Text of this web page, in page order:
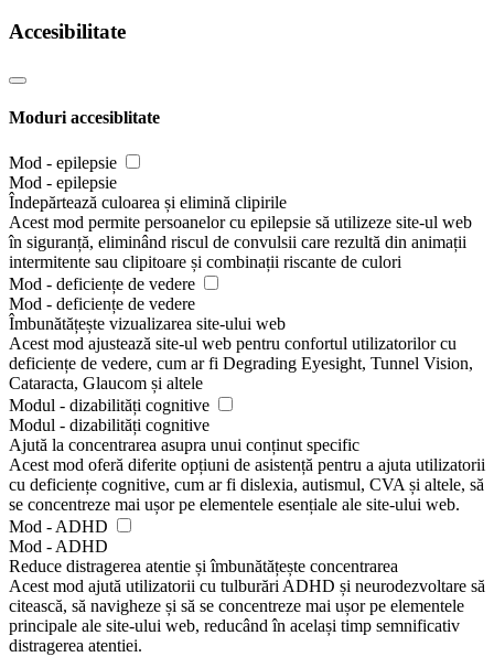
Accesibilitate
Moduri accesiblitate
Mod - epilepsie
Mod - epilepsie
Îndepărtează culoarea și elimină clipirile
Acest mod permite persoanelor cu epilepsie să utilizeze site-ul web
în siguranță, eliminând riscul de convulsii care rezultă din animații
intermitente sau clipitoare și combinații riscante de culori
Mod - deficiențe de vedere
Mod - deficiențe de vedere
Îmbunătățește vizualizarea site-ului web
Acest mod ajustează site-ul web pentru confortul utilizatorilor cu
deficiențe de vedere, cum ar fi Degrading Eyesight, Tunnel Vision,
Cataracta, Glaucom și altele
Modul - dizabilități cognitive
Modul - dizabilități cognitive
Ajută la concentrarea asupra unui conținut specific
Acest mod oferă diferite opțiuni de asistență pentru a ajuta utilizatorii
cu deficiențe cognitive, cum ar fi dislexia, autismul, CVA și altele, să
se concentreze mai ușor pe elementele esențiale ale site-ului web.
Mod - ADHD
Mod - ADHD
Reduce distragerea atentie și îmbunătățește concentrarea
Acest mod ajută utilizatorii cu tulburări ADHD și neurodezvoltare să
citească, să navigheze și să se concentreze mai ușor pe elementele
principale ale site-ului web, reducând în același timp semnificativ
distragerea atentiei.